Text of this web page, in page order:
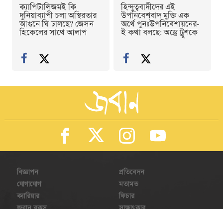
ক্যাপিটালিজমই কি
দুনিয়াব্যাপী চলা অস্থিরতার
আগুনে ঘি ঢালছে? জেসন
হিকেলের সাথে আলাপ
হিন্দুত্ববাদীদের এই
উপনিবেশবাদ মুক্তি এক
অর্থে পুনঃউপনিবেশায়নের-
ই কথা বলছে: অড্রে ট্রুশকে
বিজ্ঞাপন
যোগাযোগ
ক্যারিয়ার
প্রতিবেদন
মতামত
ফিচার